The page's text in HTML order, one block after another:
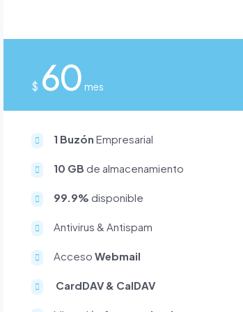
$ 60 mes
1 Buzón Empresarial
10 GB de almacenamiento
99.9% disponible
Antivirus & Antispam
Acceso Webmail
CardDAV & CalDAV